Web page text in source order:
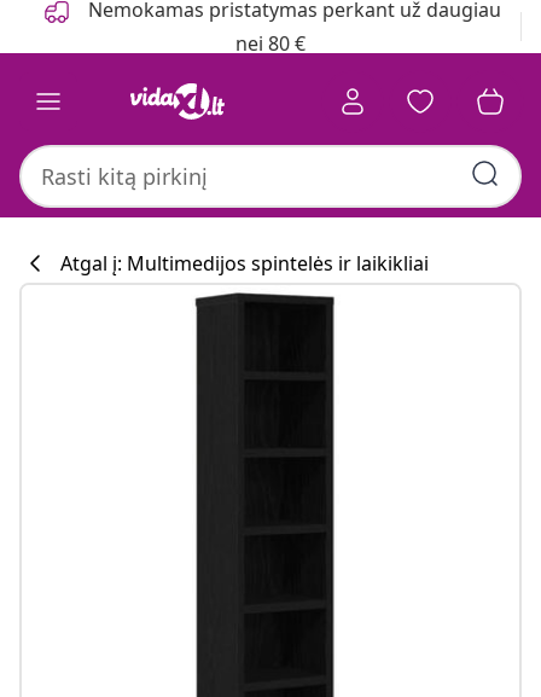
Nemokamas pristatymas perkant už daugiau
nei 80 €
Atgal į: Multimedijos spintelės ir laikikliai